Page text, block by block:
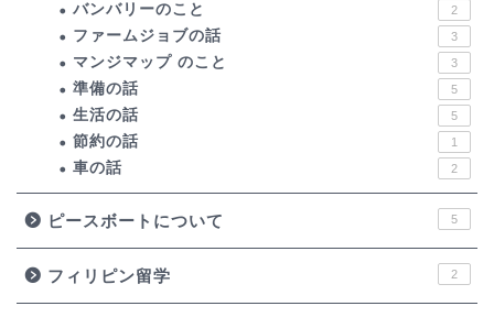
バンバリーのこと 2
ファームジョブの話 3
マンジマップ のこと 3
準備の話 5
生活の話 5
節約の話 1
車の話 2
ピースボートについて 5
フィリピン留学 2